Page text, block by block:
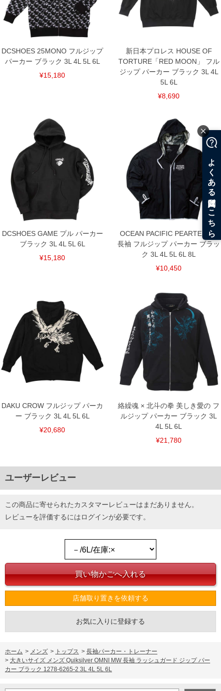
DETAIL
DCSHOES 25MONO フルジップ
パーカー ブラック 3L 4L 5L 6L
¥15,180
新日本プロレス HOUSE OF
TORTURE「RED MOON」 フル
ジップ パーカー ブラック 3L 4L
5L 6L
¥8,690
DCSHOES GAME プル パーカー
ブラック 3L 4L 5L 6L
¥15,180
OCEAN PACIFIC PEARTEX UV
長袖 フルジップ パーカー ブラッ
ク 3L 4L 5L 6L 8L
¥10,450
DAKU CROW フルジップ パーカ
ー ブラック 3L 4L 5L 6L
¥20,680
絡繰魂 × 北斗の拳 美しき愛の フ
ルジップ パーカー ブラック 3L
4L 5L 6L
¥21,780
ユーザーレビュー
この商品に寄せられたカスタマーレビューはまだありません。
レビューを評価するにはログインが必要です。
店舗取り置きを依頼する
お気に入りに登録する
ホーム > メンズ > トップス > 長袖パーカー・トレーナー
> 大きいサイズ メンズ Quiksilver OMNI MW 長袖 ラッシュガード ジップ パー
カー ブラック 1278-6265-2 3L 4L 5L 6L